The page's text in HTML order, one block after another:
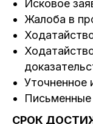
Исковое
Жалоба в
Уточненное
Письменные
СРОК